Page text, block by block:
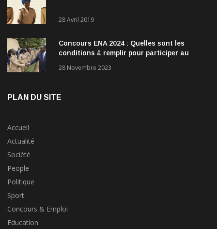
28 Avril 2019
Concours ENA 2024 : Quelles sont les
conditions à remplir pour participer au
28 Novembre 2023
PLAN DU SITE
Accueil
Actualité
Société
People
Politique
Sport
Concours & Emploi
Education